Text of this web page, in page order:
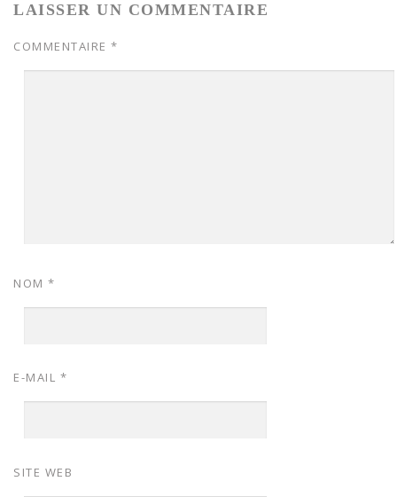
LAISSER UN COMMENTAIRE
COMMENTAIRE *
NOM *
E-MAIL *
SITE WEB